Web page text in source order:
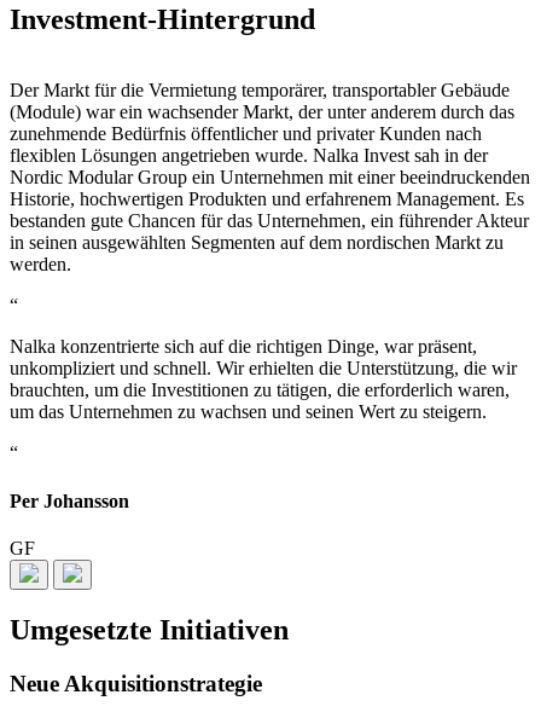
Investment-Hintergrund
Der Markt für die Vermietung temporärer, transportabler Gebäude
(Module) war ein wachsender Markt, der unter anderem durch das
zunehmende Bedürfnis öffentlicher und privater Kunden nach
flexiblen Lösungen angetrieben wurde. Nalka Invest sah in der
Nordic Modular Group ein Unternehmen mit einer beeindruckenden
Historie, hochwertigen Produkten und erfahrenem Management. Es
bestanden gute Chancen für das Unternehmen, ein führender Akteur
in seinen ausgewählten Segmenten auf dem nordischen Markt zu
werden.
“
Nalka konzentrierte sich auf die richtigen Dinge, war präsent,
unkompliziert und schnell. Wir erhielten die Unterstützung, die wir
brauchten, um die Investitionen zu tätigen, die erforderlich waren,
um das Unternehmen zu wachsen und seinen Wert zu steigern.
“
Per Johansson
GF
Umgesetzte Initiativen
Neue Akquisitionstrategie